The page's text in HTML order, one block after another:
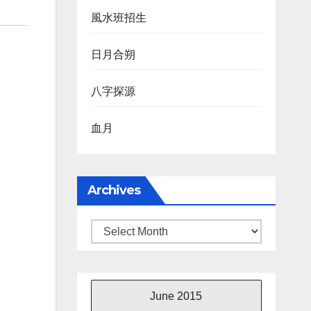
風水班招生
日月合朔
八字探源
血月
Archives
Archives
June 2015